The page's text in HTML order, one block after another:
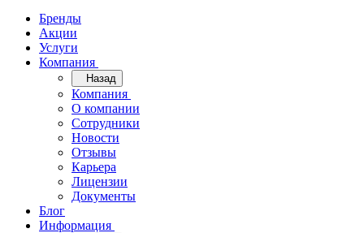
Бренды
Акции
Услуги
Компания
Назад
Компания
О компании
Сотрудники
Новости
Отзывы
Карьера
Лицензии
Документы
Блог
Информация